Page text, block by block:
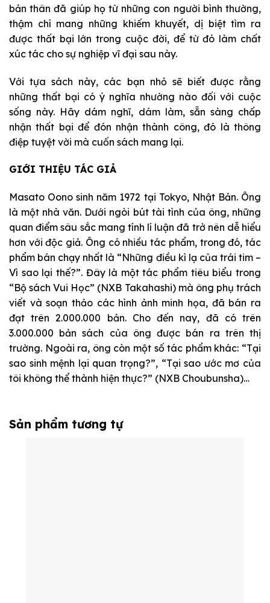
bản thân đã giúp họ từ những con người bình thường,
thậm chí mang những khiếm khuyết, dị biệt tìm ra
được thất bại lớn trong cuộc đời, để từ đó làm chất
xúc tác cho sự nghiệp vĩ đại sau này.
Với tựa sách này, các bạn nhỏ sẽ biết được rằng
những thất bại có ý nghĩa nhường nào đối với cuộc
sống này. Hãy dám nghĩ, dám làm, sẵn sàng chấp
nhận thất bại để đón nhận thành công, đó là thông
điệp tuyệt vời mà cuốn sách mang lại.
GIỚI THIỆU TÁC GIẢ
Masato Oono sinh năm 1972 tại Tokyo, Nhật Bản. Ông
là một nhà văn. Dưới ngòi bút tài tình của ông, những
quan điểm sâu sắc mang tính lí luận đã trở nên dễ hiểu
hơn với độc giả. Ông có nhiều tác phẩm, trong đó, tác
phẩm bán chạy nhất là “Những điều kì lạ của trái tim –
Vì sao lại thế?”. Đây là một tác phẩm tiêu biểu trong
“Bộ sách Vui Học” (NXB Takahashi) mà ông phụ trách
viết và soạn thảo các hình ảnh minh họa, đã bán ra
đạt trên 2.000.000 bản. Cho đến nay, đã cótrên
3.000.000 bản sách của ông được bán ra trên thị
trường. Ngoài ra, ông còn một số tác phẩm khác: “Tại
sao sinh mệnh lại quan trọng?”, “Tại sao ước mơ của
tôi không thể thành hiện thực?” (NXB Choubunsha)…
Sản phẩm tương tự